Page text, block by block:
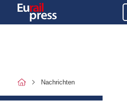
Nachrichten